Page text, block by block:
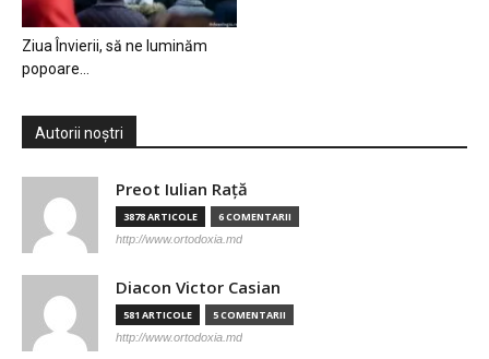
Ziua Învierii, să ne luminăm
popoare…
Autorii noștri
Preot Iulian Raţă
3878 ARTICOLE 6 COMENTARII
http://www.ortodoxia.md
Diacon Victor Casian
581 ARTICOLE 5 COMENTARII
http://www.ortodoxia.md